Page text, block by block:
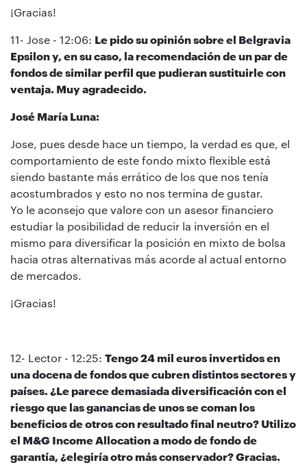
¡Gracias!
11- Jose - 12:06: Le pido su opinión sobre el Belgravia
Epsilon y, en su caso, la recomendación de un par de
fondos de similar perfil que pudieran sustituirle con
ventaja. Muy agradecido.
José María Luna:
Jose, pues desde hace un tiempo, la verdad es que, el
comportamiento de este fondo mixto flexible está
siendo bastante más errático de los que nos tenía
acostumbrados y esto no nos termina de gustar.
Yo le aconsejo que valore con un asesor financiero
estudiar la posibilidad de reducir la inversión en el
mismo para diversificar la posición en mixto de bolsa
hacia otras alternativas más acorde al actual entorno
de mercados.
¡Gracias!
12- Lector - 12:25: Tengo 24 mil euros invertidos en
una docena de fondos que cubren distintos sectores y
países. ¿Le parece demasiada diversificación con el
riesgo que las ganancias de unos se coman los
beneficios de otros con resultado final neutro? Utilizo
el M&G Income Allocation a modo de fondo de
garantía, ¿elegiría otro más conservador? Gracias.